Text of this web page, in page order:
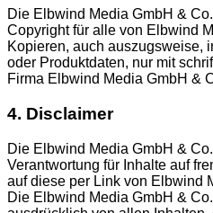
Die Elbwind Media GmbH &
Copyright für alle von Elbwind
Kopieren, auch auszugsweise,
oder Produktdaten, nur mit
Firma Elbwind Media GmbH &
4. Disclaimer
Die Elbwind Media GmbH &
Verantwortung für Inhalte auf
auf diese per Link von Elbwind
Die Elbwind Media GmbH &